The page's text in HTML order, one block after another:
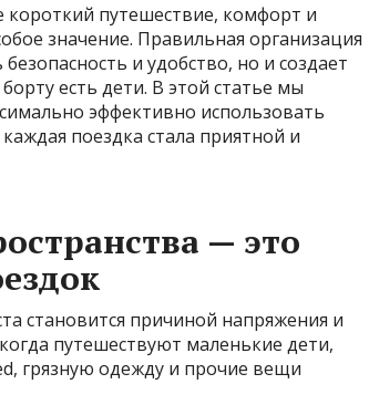
короткий путешествие, комфорт и
значение. Правильная организация
и удобство, но и создает
есть дети. В этой статье мы
эффективно использовать
поездка стала приятной и
— это
становится причиной напряжения и
путешествуют маленькие дети,
грязную одежду и прочие вещи